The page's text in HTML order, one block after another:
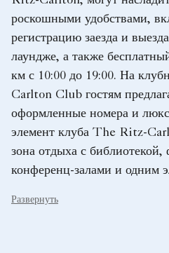
роскошными удобствами,
регистрацию заезда и
лаундже, а также
км с 10:00 до 19:00. На
Carlton Club гостям
оформленные номера и
элемент клуба The Ritz-
зона отдыха с
конференц-залами и одним
Развернуть